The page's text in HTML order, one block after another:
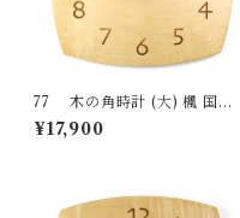
77 木の角時計 (大) 楓 国産
一点物 SWING オリジナル 無
垢 新築祝い 結婚祝い ナチュラ
¥17,900